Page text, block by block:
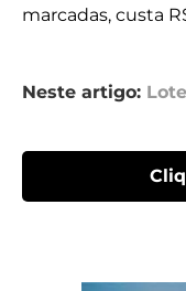
marcadas, custa
Neste artigo: